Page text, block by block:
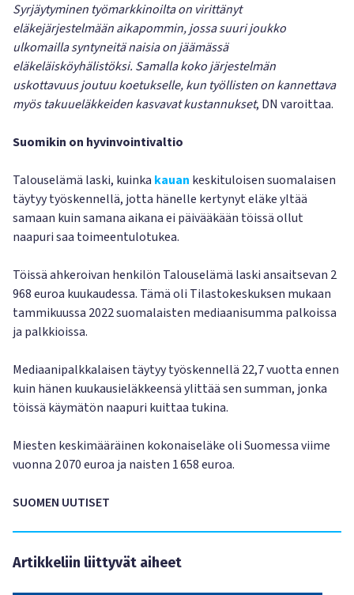
Syrjäytyminen työmarkkinoilta on virittänyt
eläkejärjestelmään aikapommin, jossa suuri joukko
ulkomailla syntyneitä naisia on jäämässä
eläkeläisköyhälistöksi. Samalla koko järjestelmän
uskottavuus joutuu koetukselle, kun työllisten on kannettava
myös takuueläkkeiden kasvavat kustannukset, DN varoittaa.
Suomikin on hyvinvointivaltio
Talouselämä laski, kuinka kauan keskituloisen suomalaisen
täytyy työskennellä, jotta hänelle kertynyt eläke yltää
samaan kuin samana aikana ei päivääkään töissä ollut
naapuri saa toimeentulotukea.
Töissä ahkeroivan henkilön Talouselämä laski ansaitsevan 2
968 euroa kuukaudessa. Tämä oli Tilastokeskuksen mukaan
tammikuussa 2022 suomalaisten mediaanisumma palkoissa
ja palkkioissa.
Mediaanipalkkalaisen täytyy työskennellä 22,7 vuotta ennen
kuin hänen kuukausieläkkeensä ylittää sen summan, jonka
töissä käymätön naapuri kuittaa tukina.
Miesten keskimääräinen kokonaiseläke oli Suomessa viime
vuonna 2 070 euroa ja naisten 1 658 euroa.
SUOMEN UUTISET
Artikkeliin liittyvät aiheet